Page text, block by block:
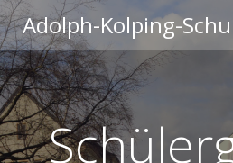
Adolph-Kolping-